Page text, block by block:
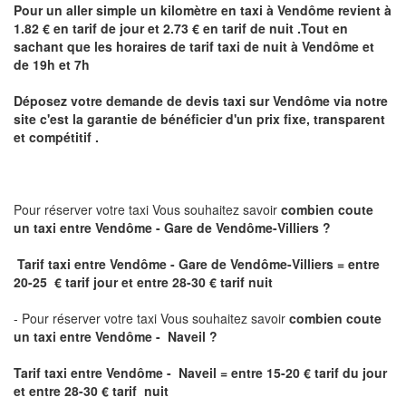
Pour un aller simple un kilomètre en taxi à Vendôme revient à
1.82 € en tarif de jour et 2.73 € en tarif de nuit .Tout en
sachant que les horaires de tarif taxi de nuit à Vendôme et
de 19h et 7h
Déposez votre demande de devis taxi surVendôme via notre
site c'est la garantie de bénéficier d'un prix fixe, transparent
et compétitif .
Pour réserver votre taxi Vous souhaitez savoir combien coute
un taxi entre Vendôme - Gare de Vendôme-Villiers ?
Tarif taxi entre Vendôme - Gare de Vendôme-Villiers = entre
20-25 € tarif jour et entre 28-30 € tarif nuit
- Pour réserver votre taxi Vous souhaitez savoir combien coute
un taxi entre Vendôme - Naveil ?
Tarif taxi entre Vendôme - Naveil = entre 15-20 € tarif du jour
et entre 28-30 € tarif nuit